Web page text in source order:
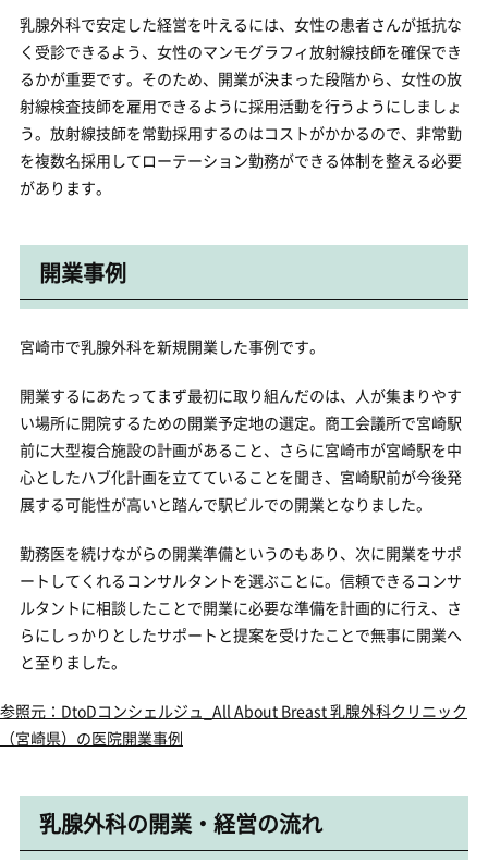
乳腺外科で安定した経営を叶えるには、女性の患者さんが抵抗な
く受診できるよう、女性のマンモグラフィ放射線技師を確保でき
るかが重要です。そのため、開業が決まった段階から、女性の放
射線検査技師を雇用できるように採用活動を行うようにしましょ
う。放射線技師を常勤採用するのはコストがかかるので、非常勤
を複数名採用してローテーション勤務ができる体制を整える必要
があります。
開業事例
宮崎市で乳腺外科を新規開業した事例です。
開業するにあたってまず最初に取り組んだのは、人が集まりやす
い場所に開院するための開業予定地の選定。商工会議所で宮崎駅
前に大型複合施設の計画があること、さらに宮崎市が宮崎駅を中
心としたハブ化計画を立てていることを聞き、宮崎駅前が今後発
展する可能性が高いと踏んで駅ビルでの開業となりました。
勤務医を続けながらの開業準備というのもあり、次に開業をサポ
ートしてくれるコンサルタントを選ぶことに。信頼できるコンサ
ルタントに相談したことで開業に必要な準備を計画的に行え、さ
らにしっかりとしたサポートと提案を受けたことで無事に開業へ
と至りました。
参照元：DtoDコンシェルジュ_All About Breast 乳腺外科クリニック
（宮崎県）の医院開業事例
乳腺外科の開業・経営の流れ